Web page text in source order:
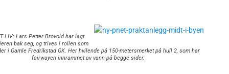
LIV: Lars Petter Brovold har lagt
bak seg, og trives i rollen som
i Gamle Fredrikstad GK. Her hvilende på 150-metersmerket på hull 2, som har
fairwayen innrammet av vann på begge sider.